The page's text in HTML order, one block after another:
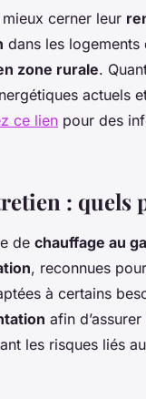
cerner leur
dans les
zone rurale.
actuels
ce lien pour des
: quels
de chauffage au
, reconnues
à certains
afin d’assurer
les risques liés au